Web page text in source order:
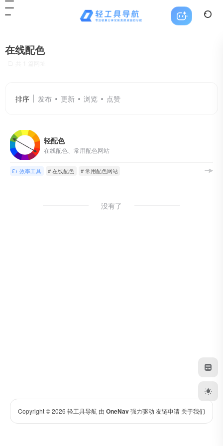
在线配色
排序 发布 更新 浏览 点赞
轻配色
在线配色、常用配色网站
效率工具 # 在线配色 # 常用配色网站
没有了
Copyright © 2026 轻工具导航 由 OneNav强力驱动 友链申请 关于我们